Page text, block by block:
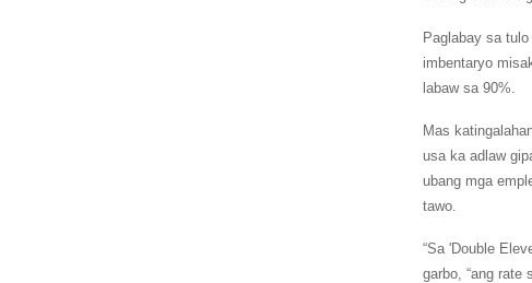
Paglabay sa
imbentaryo
labaw sa 90%.
Mas
usa ka adlaw
ubang mga
tawo.
“Sa 'Double
garbo, “ang rate